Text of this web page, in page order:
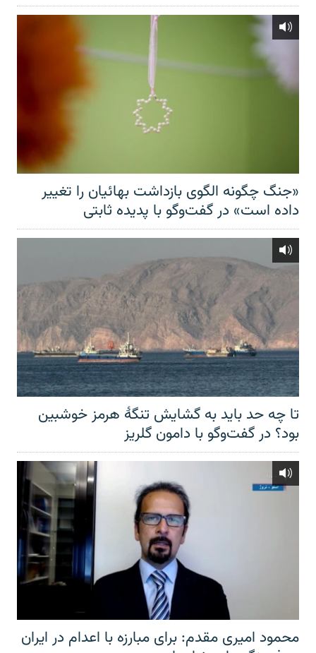
«جنگ چگونه الگوی بازداشت بهائیان را تغییر
داده است» در گفت‌وگو با پدیده ثابتی
تا چه حد باید به گشایش تنگهٔ هرمز خوشبین
بود؟ در گفت‌وگو با دامون گلریز
محمود امیری مقدم: برای مبارزه با اعدام در ایران